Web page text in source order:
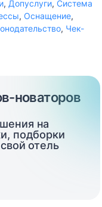
, Допуслуги, Система
, Оснащение,
, Чек-
новаторов
на
подборки
отель